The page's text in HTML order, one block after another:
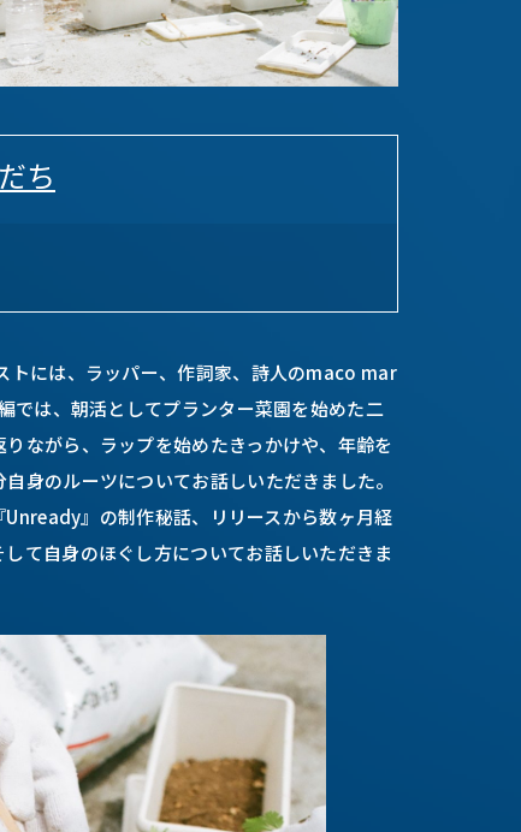
ち
トには、ラッパー、作詞家、詩人のmaco mar
では、朝活としてプランター菜園を始めた二
ながら、ラップを始めたきっかけや、年齢を
身のルーツについてお話しいただきました。
』の制作秘話、リリースから数ヶ月経
て自身のほぐし方についてお話しいただきま